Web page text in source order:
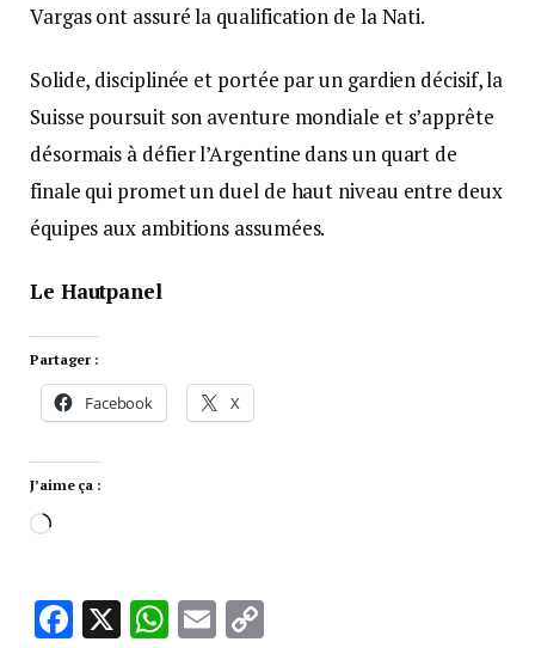
Vargas ont assuré la qualification de la Nati.
Solide, disciplinée et portée par un gardien décisif, la
Suisse poursuit son aventure mondiale et s’apprête
désormais à défier l’Argentine dans un quart de
finale qui promet un duel de haut niveau entre deux
équipes aux ambitions assumées.
Le Hautpanel
Partager :
Facebook X
J’aime ça :
Facebook
X WhatsApp
Email